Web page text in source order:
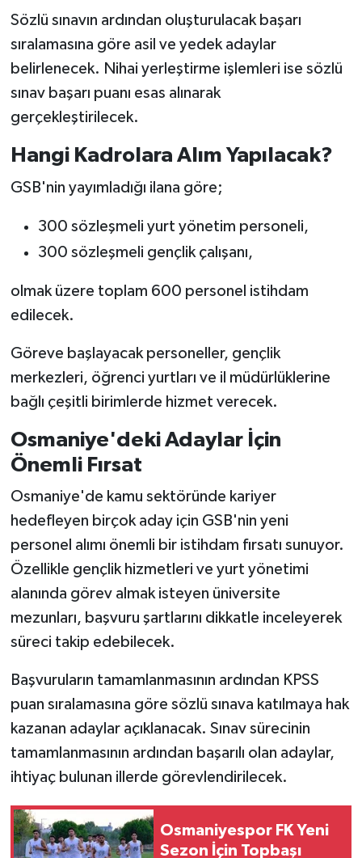
Sözlü sınavın ardından oluşturulacak başarı
sıralamasına göre asil ve yedek adaylar
belirlenecek. Nihai yerleştirme işlemleri ise sözlü
sınav başarı puanı esas alınarak
gerçekleştirilecek.
Hangi Kadrolara Alım Yapılacak?
GSB'nin yayımladığı ilana göre;
300 sözleşmeli yurt yönetim personeli,
300 sözleşmeli gençlik çalışanı,
olmak üzere toplam 600 personel istihdam
edilecek.
Göreve başlayacak personeller, gençlik
merkezleri, öğrenci yurtları ve il müdürlüklerine
bağlı çeşitli birimlerde hizmet verecek.
Osmaniye'deki Adaylar İçin
Önemli Fırsat
Osmaniye'de kamu sektöründe kariyer
hedefleyen birçok aday için GSB'nin yeni
personel alımı önemli bir istihdam fırsatı sunuyor.
Özellikle gençlik hizmetleri ve yurt yönetimi
alanında görev almak isteyen üniversite
mezunları, başvuru şartlarını dikkatle inceleyerek
süreci takip edebilecek.
Başvuruların tamamlanmasının ardından KPSS
puan sıralamasına göre sözlü sınava katılmaya hak
kazanan adaylar açıklanacak. Sınav sürecinin
tamamlanmasının ardından başarılı olan adaylar,
ihtiyaç bulunan illerde görevlendirilecek.
Osmaniyespor FK Yeni
Sezon İçin Topbaşı